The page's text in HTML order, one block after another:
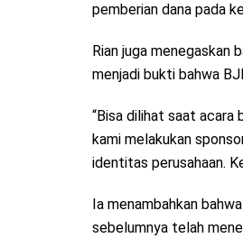
pemberian dana pada
Rian juga
menjadi bukti bahwa
“Bisa dilihat saat acara
kami melakukan
identitas perusahaan.
Ia menambahkan
sebelumnya telah